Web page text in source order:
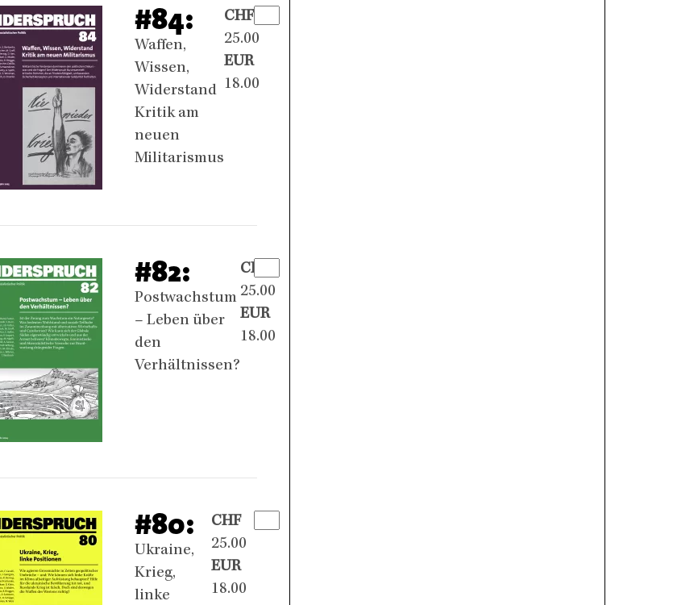
#84:
Waffen,
Wissen,
Widerstand
Kritik am
neuen
Militarismus
CHF
25.00
EUR
18.00
#82:
Postwachstum
– Leben über
den
Verhältnissen?
CHF
25.00
EUR
18.00
#80:
Ukraine,
Krieg,
linke
CHF
25.00
EUR
18.00